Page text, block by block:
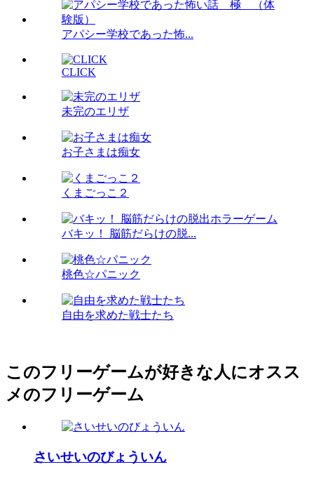
アパシー学校であった怖...
CLICK
未完のエリザ
お子さまは痴女
くまごっこ２
バキッ！ 脳筋だらけの脱...
桃色☆パニック
自由を求めた戦士たち
このフリーゲームが好きな人にオスス
メのフリーゲーム
さいせいのびょういん